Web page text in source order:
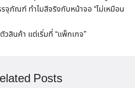
ภัณฑ์ ทำไมสีจริงกับหน้าจอ “ไม่เหมือน
วสินค้า แต่เริ่มที่ “แพ็กเกจ”
Posts